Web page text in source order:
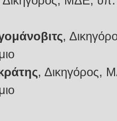
,
, Δικηγόρος,